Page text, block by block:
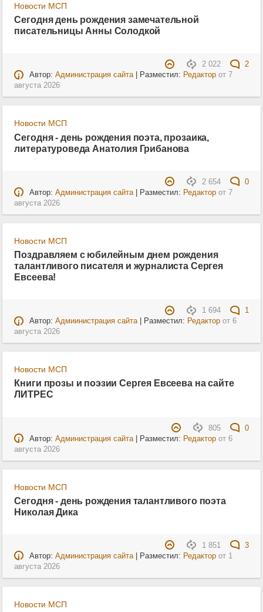
Новости МСП
Сегодня день рождения замечательной
писательницы Анны Солодкой
2 022
2
Автор: Администрация сайта| Разместил: Редакторот 7
августа 2026
Новости МСП
Сегодня - день рождения поэта, прозаика,
литературоведа Анатолия Грибанова
2 654
0
Автор: Администрация сайта| Разместил: Редакторот 7
августа 2026
Новости МСП
Поздравляем с юбилейным днем рождения
талантливого писателя и журналиста Сергея
Евсеева!
1 694
1
Автор: Адмиинистрация сайта| Разместил: Редакторот 6
августа 2026
Новости МСП
Книги прозы и поэзии Сергея Евсеева на сайте
ЛИТРЕС
805
0
Автор: Администрация сайта| Разместил: Редакторот 6
августа 2026
Новости МСП
Сегодня - день рождения талантливого поэта
Николая Дика
1 851
3
Автор: Администрация сайта| Разместил: Редакторот 1
августа 2026
Новости МСП